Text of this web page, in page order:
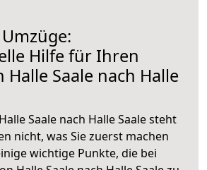
Hilfe für Ihren
Halle Saale nach Halle
Saale nach Halle Saale steht
nicht, was Sie zuerst machen
wichtige Punkte, die bei